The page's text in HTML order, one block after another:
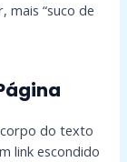
mais “suco de
do texto
link escondido